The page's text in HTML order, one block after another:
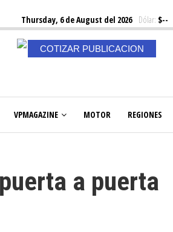
Thursday, 6 de August del 2026Dólar: $--
COTIZAR PUBLICACION
VPMAGAZINE MOTOR REGIONES
a puerta